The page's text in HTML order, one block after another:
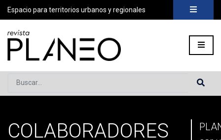
Espacio para territorios urbanos y regionales
Buscar...
Portada » Sin categoría» Equipo »Colaboradores
COLABORADORES